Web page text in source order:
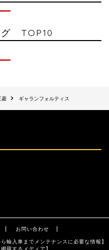
グ TOP10
菱 ギャランフォルティス
お問い合わせ
入車までメンテナンスに必要な情報】
羅するメディア】